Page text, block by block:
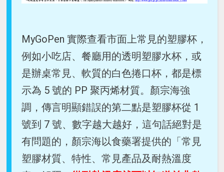
MyGoPen 實際查看市面上常見的塑膠杯，
例如小吃店、餐廳用的透明塑膠水杯，或
是辦桌常見、軟質的白色捲口杯，都是標
示為 5 號的 PP 聚丙烯材質。顏宗海強
調，傳言明顯錯誤的第二點是塑膠杯從 1
號到 7 號、數字越大越好，這句話絕對是
有問題的，顏宗海以食藥署提供的「常見
塑膠材質、特性、常見產品及耐熱溫度